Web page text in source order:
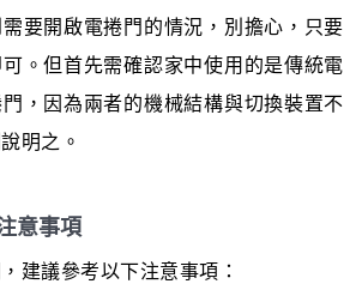
要開啟電捲門的情況，別擔心，只要
。但首先需確認家中使用的是傳統電
，因為兩者的機械結構與切換裝置不
明之。
意事項
建議參考以下注意事項：